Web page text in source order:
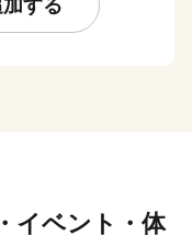
する
イベント・体